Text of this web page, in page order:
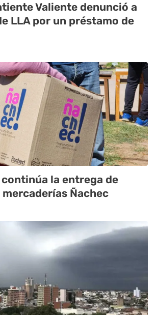
Valiente denunció a
LLA por un préstamo de
la entrega de
Ñachec